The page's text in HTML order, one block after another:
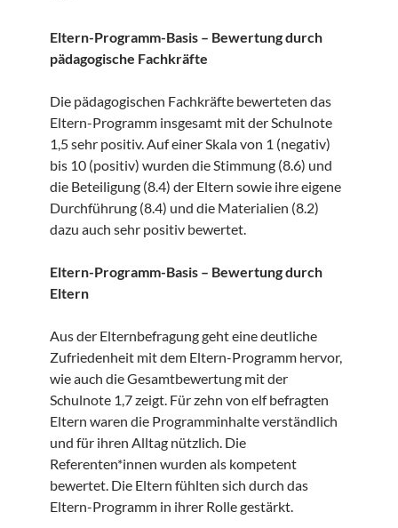
Eltern-Programm-Basis – Bewertung durch
pädagogische Fachkräfte
Die pädagogischen Fachkräfte bewerteten das
Eltern-Programm insgesamt mit der Schulnote
1,5 sehr positiv. Auf einer Skala von 1 (negativ)
bis 10 (positiv) wurden die Stimmung (8.6) und
die Beteiligung (8.4) der Eltern sowie ihre eigene
Durchführung (8.4) und die Materialien (8.2)
dazu auch sehr positiv bewertet.
Eltern-Programm-Basis – Bewertung durch
Eltern
Aus der Elternbefragung geht eine deutliche
Zufriedenheit mit dem Eltern-Programm hervor,
wie auch die Gesamtbewertung mit der
Schulnote 1,7 zeigt. Für zehn von elf befragten
Eltern waren die Programminhalte verständlich
und für ihren Alltag nützlich. Die
Referenten*innen wurden als kompetent
bewertet. Die Eltern fühlten sich durch das
Eltern-Programm in ihrer Rolle gestärkt.